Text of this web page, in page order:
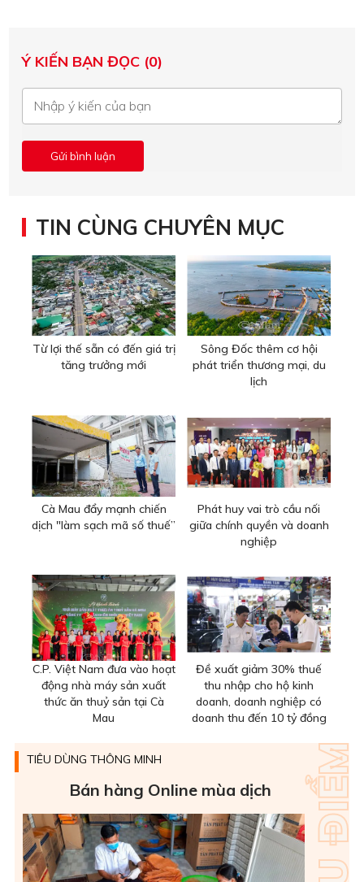
Ý KIẾN BẠN ĐỌC (0)
TIN CÙNG CHUYÊN MỤC
Từ lợi thế sẵn có đến giá trị
tăng trưởng mới
Sông Đốc thêm cơ hội
phát triển thương mại, du
lịch
Cà Mau đẩy mạnh chiến
dịch "làm sạch mã số thuế”
Phát huy vai trò cầu nối
giữa chính quyền và doanh
nghiệp
C.P. Việt Nam đưa vào hoạt
động nhà máy sản xuất
thức ăn thuỷ sản tại Cà
Mau
Đề xuất giảm 30% thuế
thu nhập cho hộ kinh
doanh, doanh nghiệp có
doanh thu đến 10 tỷ đồng
TIÊU DÙNG THÔNG MINH
Bán hàng Online mùa dịch